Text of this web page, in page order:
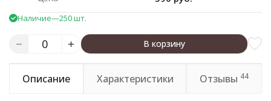
Наличие—250 шт.
В корзину
Описание Характеристики Отзывы 44